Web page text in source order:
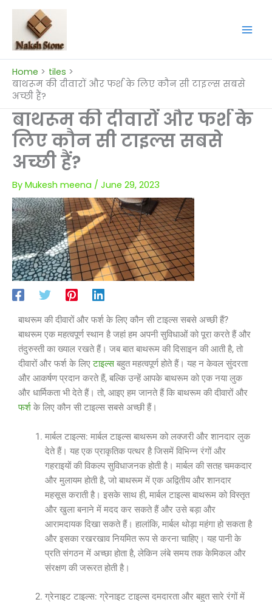
Skip
content
Home
tiles
बाथरूम की दीवारों और फर्श के लिए कौन सी टाइल्स सबसे
अच्छी हैं?
बाथरूम की दीवारों और फर्श के
लिए कौन सी टाइल्स सबसे
अच्छी हैं?
By Mukesh meena / June 29, 2023
बाथरूम की दीवारों और फर्श के लिए कौन सी टाइल्स सबसे अच्छी हैं?
बाथरूम एक महत्वपूर्ण स्थान है जहां हम अपनी सुविधाओं को पूरा करते हैं और
तंदुरुस्ती का ख्याल रखते हैं। जब बात बाथरूम की दिसाइन की आती है, तो
दीवारों और फर्श के लिएटाइल्सबहुत महत्वपूर्ण होते हैं। यह न केवल सुंदरता
और आकर्षण प्रदान करते हैं, बल्कि उन्हें आपके बाथरूम को एक नया लुक
और धार्मिकता भी देते हैं। तो, आइए हम जानते हैं कि बाथरूम की दीवारों और
फर्श के लिए कौन सी टाइल्स सबसे अच्छी हैं।
मार्बल टाइल्स: मार्बल टाइल्स बाथरूम को लक्जरी और शानदार लुक
देते हैं। यह एक प्राकृतिक पत्थर है जिसमें विभिन्न रंगों और
गहराइयों की विकल्प सुविधाजनक होती है। मार्बल की सतह चमकदार
और मुलायम होती है, जो बाथरूम में एक अद्वितीय और शानदार
महसूस कराती है। इसके साथ ही, मार्बल टाइल्स बाथरूम को विस्तृत
और खुला बनाने में मदद कर सकते हैं और उसे बड़ा और
आरामदायक दिखा सकते हैं। हालांकि, मार्बल थोड़ा महंगा हो सकता है
और इसका रखरखाव नियमित रूप से करना चाहिए। यह पानी के
प्रति संगठन में अच्छा होता है, लेकिन लंबे समय तक केमिकल और
संरक्षण की जरूरत होती है।
ग्रेनाइट टाइल्स: ग्रेनाइट टाइल्स दमदारता और बहुत सारे रंगों में